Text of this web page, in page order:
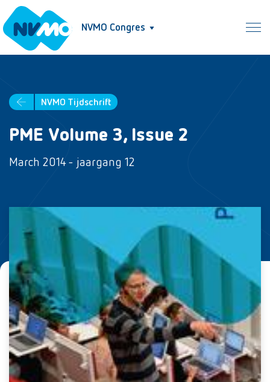
NVMO Congres
NVMO Tijdschrift
PME Volume 3, Issue 2
March 2014 - jaargang 12